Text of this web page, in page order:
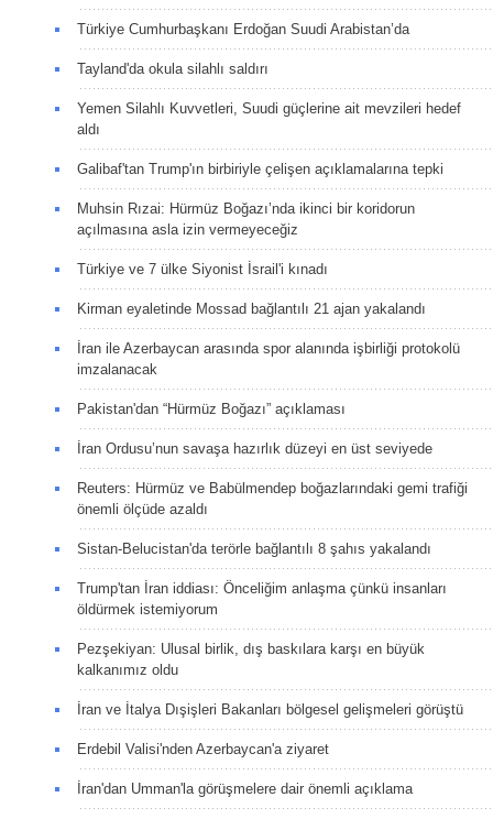
Türkiye Cumhurbaşkanı Erdoğan Suudi Arabistan’da
Tayland'da okula silahlı saldırı
Yemen Silahlı Kuvvetleri, Suudi güçlerine ait mevzileri hedef
aldı
Galibaf'tan Trump'ın birbiriyle çelişen açıklamalarına tepki
Muhsin Rızai: Hürmüz Boğazı’nda ikinci bir koridorun
açılmasına asla izin vermeyeceğiz
Türkiye ve 7 ülke Siyonist İsrail'i kınadı
Kirman eyaletinde Mossad bağlantılı 21 ajan yakalandı
İran ile Azerbaycan arasında spor alanında işbirliği protokolü
imzalanacak
Pakistan'dan “Hürmüz Boğazı” açıklaması
İran Ordusu’nun savaşa hazırlık düzeyi en üst seviyede
Reuters: Hürmüz ve Babülmendep boğazlarındaki gemi trafiği
önemli ölçüde azaldı
Sistan-Belucistan'da terörle bağlantılı 8 şahıs yakalandı
Trump'tan İran iddiası: Önceliğim anlaşma çünkü insanları
öldürmek istemiyorum
Pezşekiyan: Ulusal birlik, dış baskılara karşı en büyük
kalkanımız oldu
İran ve İtalya Dışişleri Bakanları bölgesel gelişmeleri görüştü
Erdebil Valisi'nden Azerbaycan'a ziyaret
İran'dan Umman'la görüşmelere dair önemli açıklama